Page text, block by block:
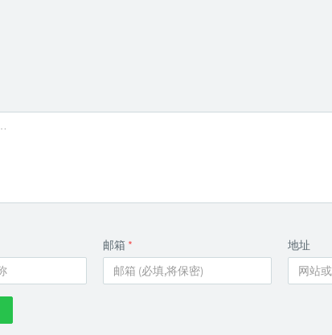
邮箱 * 地址